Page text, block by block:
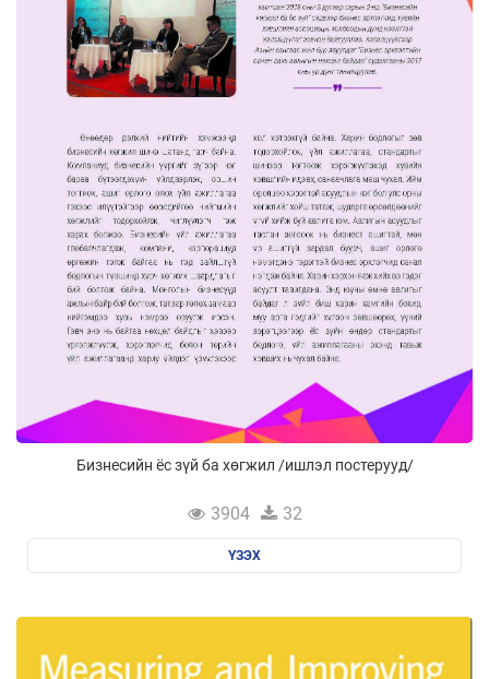
Бизнесийн ёс зүй ба хөгжил /ишлэл постерууд/
3904 32
ҮЗЭХ